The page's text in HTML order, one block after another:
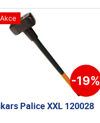
Akce
-19%
Palice XXL 120028